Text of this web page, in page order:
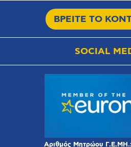
ΒΡΕΙΤΕ ΤΟ
SOCIAL